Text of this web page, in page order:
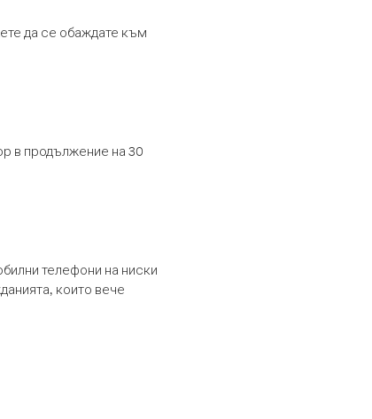
да се обаждате към
в продължение на 30
телефони на ниски
които вече